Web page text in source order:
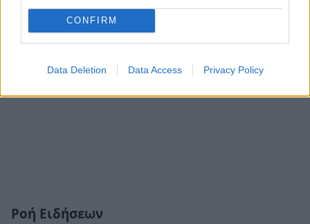
CONFIRM
Data Deletion Data Access Privacy Policy
Ροή Ειδήσεων